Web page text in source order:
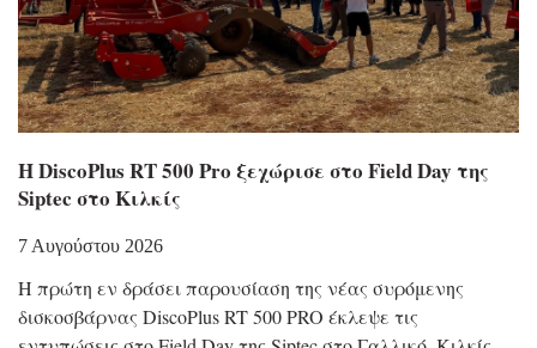
Η DiscoPlus RT 500 Pro ξεχώρισε στο Field Day της
Siptec στο Κιλκίς
7 Αυγούστου 2026
Η πρώτη εν δράσει παρουσίαση της νέας συρόμενης
δισκοσβάρνας DiscoPlus RT 500 PRO έκλεψε τις